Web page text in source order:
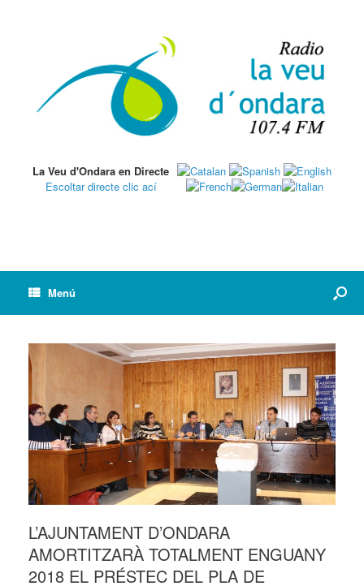
La Veu d'Ondara en Directe
Escoltar directe clic ací
Menú
L’AJUNTAMENT D’ONDARA
AMORTITZARÀ TOTALMENT ENGUANY
2018 EL PRÉSTEC DEL PLA DE